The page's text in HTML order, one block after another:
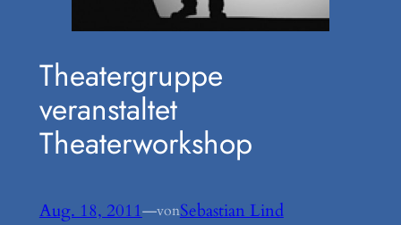
Theatergruppe
veranstaltet
Theaterworkshop
Aug. 18, 2011—vonSebastian Lind